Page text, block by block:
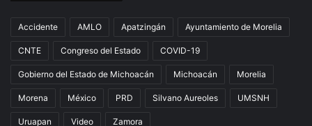
Accidente AMLO Apatzingán Ayuntamiento de Morelia
CNTE Congreso del Estado COVID-19
Gobierno del Estado de Michoacán Michoacán Morelia
Morena México PRD Silvano Aureoles UMSNH
Uruapan Video Zamora